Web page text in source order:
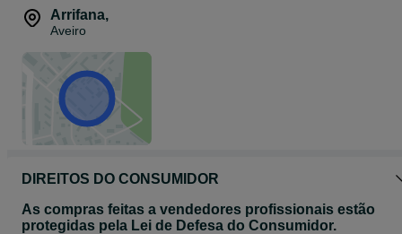
uso intensivo no exterior e cargas muito pesadas.Gás (GPL): Uma
alternativa versátil que pode ser usada em interiores (com
modelo certo, é fundamental considerar o layout do armazém, o
peso máximo da carga e a altura das prateleiras.
Arrifana,
Aveiro
DIREITOS DO CONSUMIDOR
As compras feitas a vendedores profissionais estão
protegidas pela Lei de Defesa do Consumidor.